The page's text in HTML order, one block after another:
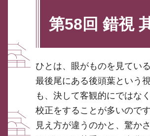
第58回 錯視
ひとは、眼がものを見てい
最後尾にある後頭葉という
も、決して客観的にではな
校正をすることが多いので
見え方が違うのかと、驚か